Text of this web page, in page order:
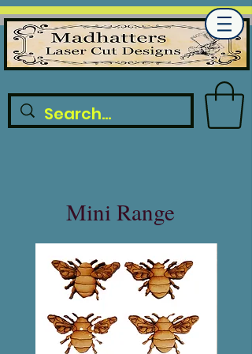
Mini Range